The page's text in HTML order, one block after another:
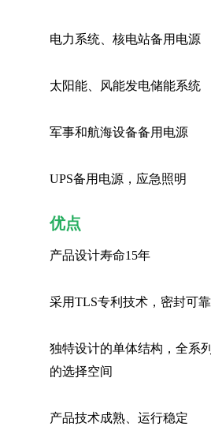
电力系统、核电站备用电源
太阳能、风能发电储能系统
军事和航海设备备用电源
UPS备用电源，应急照明
优点
产品设计寿命15年
采用TLS专利技术，密封可靠
独特设计的单体结构，全系
的选择空间
产品技术成熟、运行稳定